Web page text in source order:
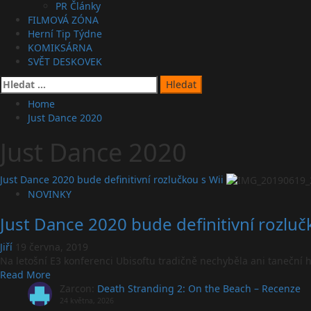
PR Články
FILMOVÁ ZÓNA
Herní Tip Týdne
KOMIKSÁRNA
SVĚT DESKOVEK
Vyhledávání
Home
Just Dance 2020
Just Dance 2020
Just Dance 2020 bude definitivní rozlučkou s Wii
NOVINKY
Just Dance 2020 bude definitivní
Jiří 19 června, 2019
Na letošní E3 konferenci Ubisoftu tradičně nechyběla ani taneční
Read MoreRead
more
about
Zarcon Death Stranding 2: On the Beach – Recenze
24 května, 2026